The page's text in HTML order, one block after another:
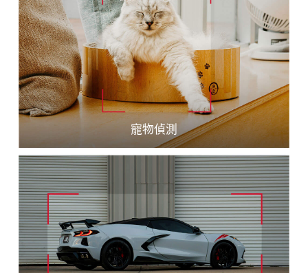
玻璃破碎
狗叫聲
寵物偵測
玻璃破碎
狗叫聲
寵物偵測